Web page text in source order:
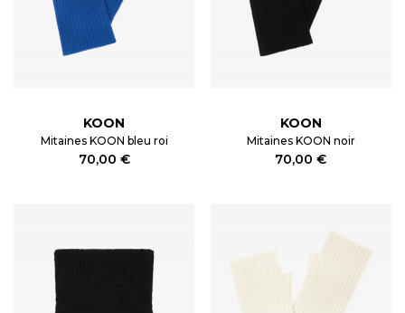
KOON
Mitaines KOON bleu roi
70,00 €
KOON
Mitaines KOON noir
70,00 €